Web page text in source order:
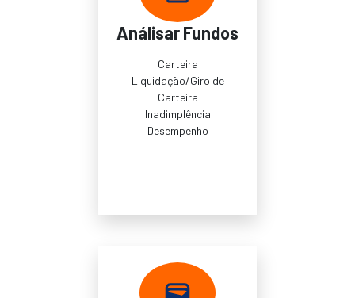
Análisar Fundos
Carteira
Liquidação/Giro de
Carteira
Inadimplência
Desempenho